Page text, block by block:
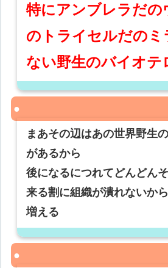
特にアンブレラだの
のトライセルだのミ
ない野生のバイオテ
まあその辺はあの世界野生
があるから
後になるにつれてどんどん
来る割に組織が潰れないか
増える